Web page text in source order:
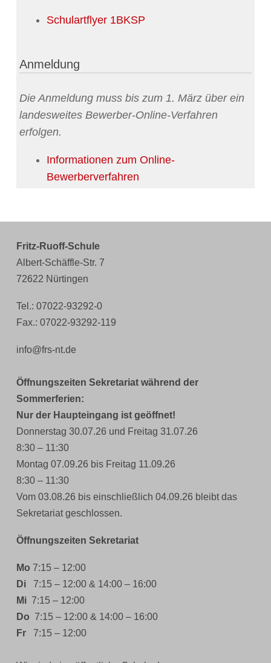
Schulartflyer 1BKSP
Anmeldung
Die Anmeldung muss bis zum 1. März über ein
landesweites Bewerber-Online-Verfahren
erfolgen.
Informationen zum Online-
Bewerberverfahren
Fritz-Ruoff-Schule
Albert-Schäffle-Str. 7
72622 Nürtingen
Tel.: 07022-93292-0
Fax.: 07022-93292-119
info@frs-nt.de
Öffnungszeiten Sekretariat während der
Sommerferien:
Nur der Haupteingang ist geöffnet!
Donnerstag 30.07.26 und Freitag 31.07.26
8:30 – 11:30
Montag 07.09.26 bis Freitag 11.09.26
8:30 – 11:30
Vom 03.08.26 bis einschließlich 04.09.26 bleibt das
Sekretariat geschlossen.
Öffnungszeiten Sekretariat
Mo 7:15 – 12:00
Di 7:15 – 12:00 & 14:00 – 16:00
Mi 7:15 – 12:00
Do 7:15 – 12:00 & 14:00 – 16:00
Fr 7:15 – 12:00